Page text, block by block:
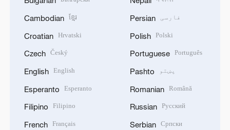
Cambodian ខ្មែរ
Croatian Hrvatski
Czech Český
English English
Esperanto Esperanto
Filipino Filipino
French Français
Persian فارسی
Polish Polski
Portuguese Português
Pashto پښتو
Romanian Română
Russian Русский
Serbian Српски